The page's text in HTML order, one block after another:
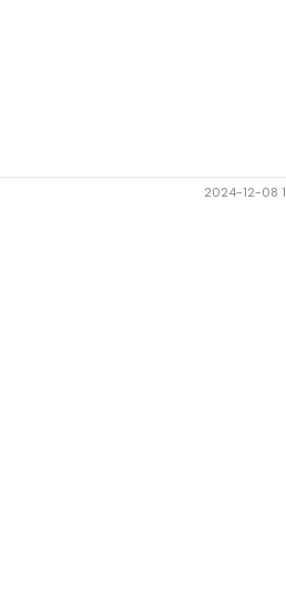
2024-12-08